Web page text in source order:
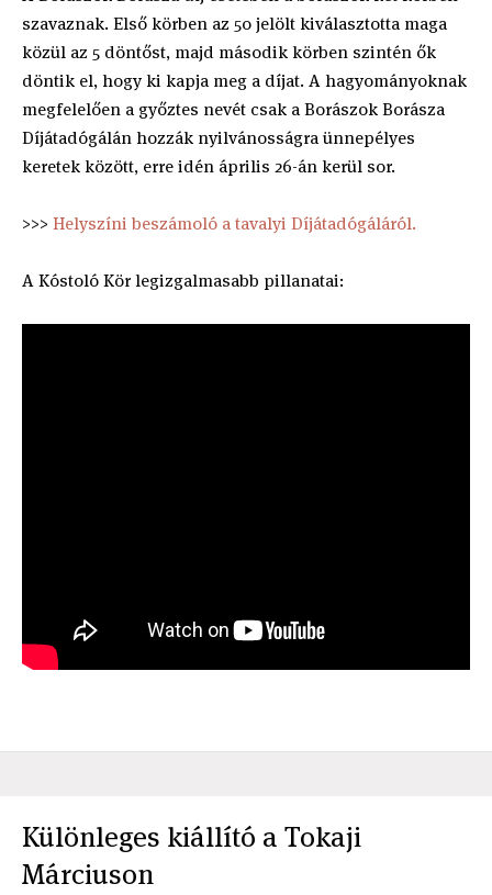
szavaznak. Első körben az 50 jelölt kiválasztotta maga
közül az 5 döntőst, majd második körben szintén ők
döntik el, hogy ki kapja meg a díjat. A hagyományoknak
megfelelően a győztes nevét csak a Borászok Borásza
Díjátadógálán hozzák nyilvánosságra ünnepélyes
keretek között, erre idén április 26-án kerül sor.
>>> Helyszíni beszámoló a tavalyi Díjátadógáláról.
A Kóstoló Kör legizgalmasabb pillanatai:
Különleges kiállító a Tokaji
Márciuson